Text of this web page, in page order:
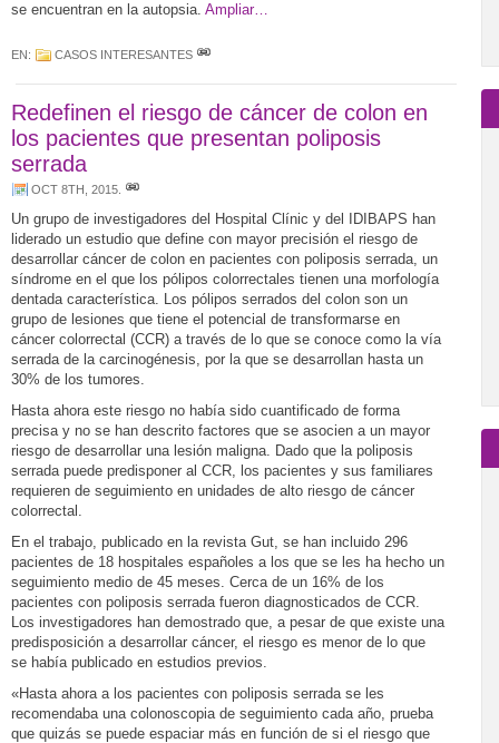
se encuentran en la autopsia. Ampliar…
EN: CASOS INTERESANTES
Redefinen el riesgo de cáncer de colon en
los pacientes que presentan poliposis
serrada
OCT 8TH, 2015
Un grupo de investigadores del Hospital Clínic y del IDIBAPS han
liderado un estudio que define con mayor precisión el riesgo de
desarrollar cáncer de colon en pacientes con poliposis serrada, un
síndrome en el que los pólipos colorrectales tienen una morfología
dentada característica. Los pólipos serrados del colon son un
grupo de lesiones que tiene el potencial de transformarse en
cáncer colorrectal (CCR) a través de lo que se conoce como la vía
serrada de la carcinogénesis, por la que se desarrollan hasta un
30% de los tumores.
Hasta ahora este riesgo no había sido cuantificado de forma
precisa y no se han descrito factores que se asocien a un mayor
riesgo de desarrollar una lesión maligna. Dado que la poliposis
serrada puede predisponer al CCR, los pacientes y sus familiares
requieren de seguimiento en unidades de alto riesgo de cáncer
colorrectal.
En el trabajo, publicado en la revista Gut, se han incluido 296
pacientes de 18 hospitales españoles a los que se les ha hecho un
seguimiento medio de 45 meses. Cerca de un 16% de los
pacientes con poliposis serrada fueron diagnosticados de CCR.
Los investigadores han demostrado que, a pesar de que existe una
predisposición a desarrollar cáncer, el riesgo es menor de lo que
se había publicado en estudios previos.
«Hasta ahora a los pacientes con poliposis serrada se les
recomendaba una colonoscopia de seguimiento cada año, prueba
que quizás se puede espaciar más en función de si el riesgo que